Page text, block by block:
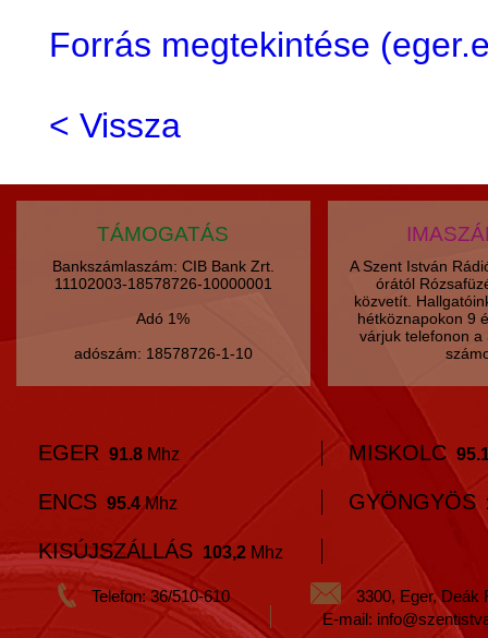
Forrás megtekintése
< Vissza
TÁMOGATÁS
Bankszámlaszám: CIB Bank Zrt.
11102003-18578726-10000001
Adó 1%
adószám: 18578726-1-10
A Szent István
órától
közvetít.
hétköznapokon 9
várjuk telefonon
EGER 91.8 Mhz MISKOLC
ENCS 95.4 Mhz GYÖNGYÖS
KISÚJSZÁLLÁS 103,2 Mhz
Telefon: 36/510-610
3300, Eger, Deák
E-mail: